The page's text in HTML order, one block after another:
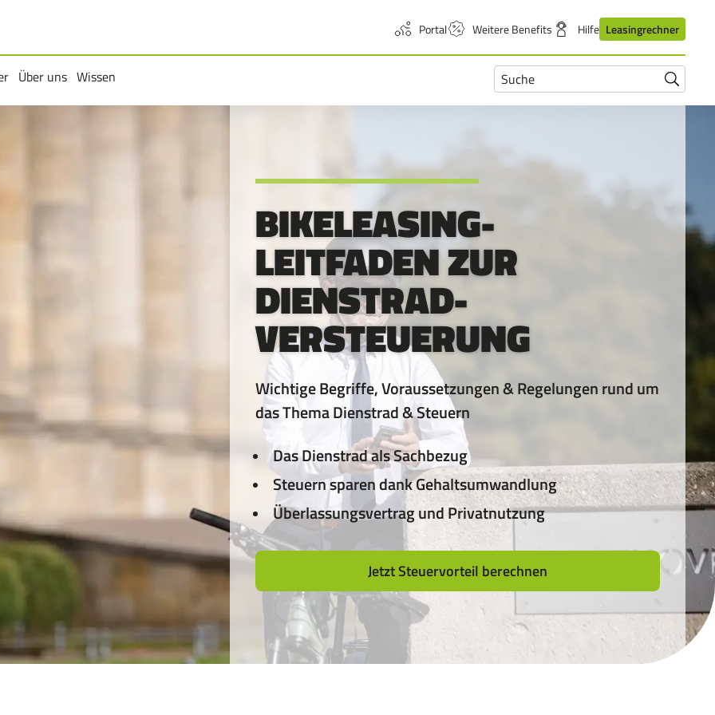
Portal Weitere Benefits Hilfe Leasingrechner
Über uns Wissen
Suchfeld
öffnen
Suchen
nach:
Suchen
absenden
BIKELEASING-
LEITFADEN ZUR
DIENSTRAD-
VERSTEUERUNG
Wichtige Begriffe, Voraussetzungen & Regelungen rund um
das Thema Dienstrad & Steuern
Das Dienstrad als Sachbezug
Steuern sparen dank Gehaltsumwandlung
Überlassungsvertrag und Privatnutzung
Jetzt Steuervorteil berechnen